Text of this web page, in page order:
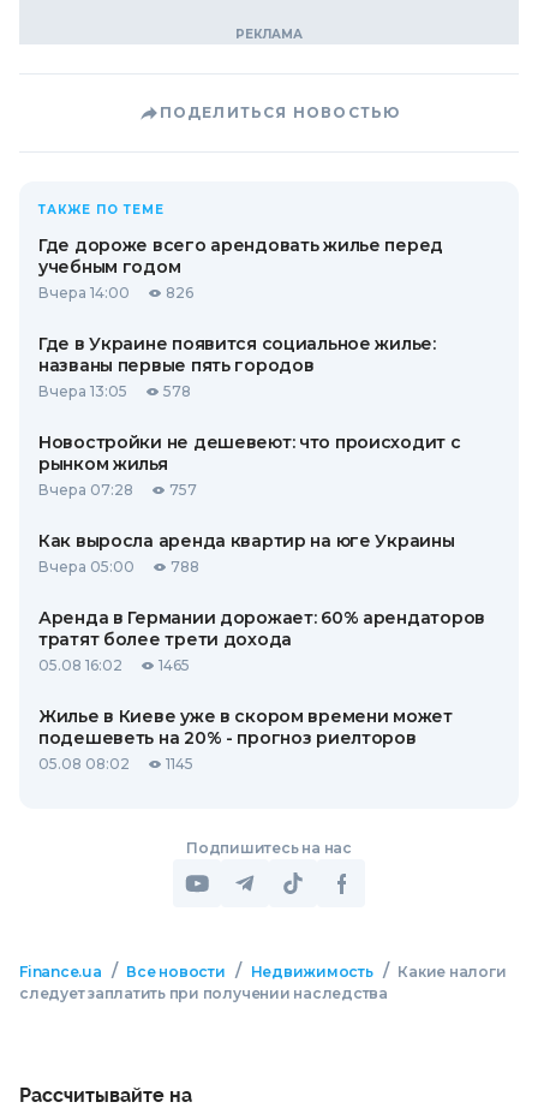
ПОДЕЛИТЬСЯ НОВОСТЬЮ
ТАКЖЕ ПО ТЕМЕ
Где дороже всего арендовать жилье перед
учебным годом
Вчера 14:00 826
Где в Украине появится социальное жилье:
названы первые пять городов
Вчера 13:05 578
Новостройки не дешевеют: что происходит с
рынком жилья
Вчера 07:28 757
Как выросла аренда квартир на юге Украины
Вчера 05:00 788
Аренда в Германии дорожает: 60% арендаторов
тратят более трети дохода
05.08 16:02 1465
Жилье в Киеве уже в скором времени может
подешеветь на 20% - прогноз риелторов
05.08 08:02 1145
Подпишитесь на нас
Finance.ua / Все новости / Недвижимость / Какие налоги
следует заплатить при получении наследства
Рассчитывайте на